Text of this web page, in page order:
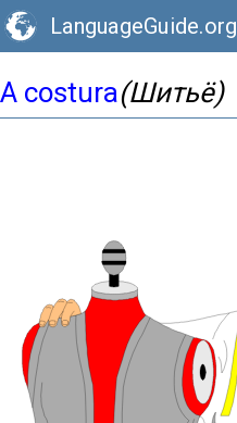
LanguageGuide.org
A costura(Шитьё)